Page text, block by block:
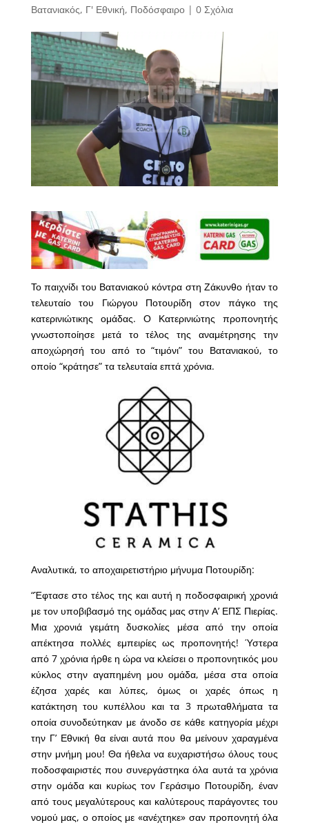
Βατανιακός, Γ' Εθνική, Ποδόσφαιρο| 0 Σχόλια
Το παιχνίδι του Βατανιακού κόντρα στη Ζάκυνθο ήταν το
τελευταίο του Γιώργου Ποτουρίδη στον πάγκο της
κατερινιώτικης ομάδας. Ο Κατερινιώτης προπονητής
γνωστοποίησε μετά το τέλος της αναμέτρησης την
αποχώρησή του από το “τιμόνι” του Βατανιακού, το
οποίο “κράτησε” τα τελευταία επτά χρόνια.
Αναλυτικά, το αποχαιρετιστήριο μήνυμα Ποτουρίδη:
“Έφτασε στο τέλος της και αυτή η ποδοσφαιρική χρονιά
με τον υποβιβασμό της ομάδας μας στην Α’ ΕΠΣ Πιερίας.
Μια χρονιά γεμάτη δυσκολίες μέσα από την οποία
απέκτησα πολλές εμπειρίες ως προπονητής! Ύστερα
από 7 χρόνια ήρθε η ώρα να κλείσει ο προπονητικός μου
κύκλος στην αγαπημένη μου ομάδα, μέσα στα οποία
έζησα χαρές και λύπες, όμως οι χαρές όπως η
κατάκτηση του κυπέλλου και τα 3 πρωταθλήματα τα
οποία συνοδεύτηκαν με άνοδο σε κάθε κατηγορία μέχρι
την Γ’ Εθνική θα είναι αυτά που θα μείνουν χαραγμένα
στην μνήμη μου! Θα ήθελα να ευχαριστήσω όλους τους
ποδοσφαιριστές που συνεργάστηκα όλα αυτά τα χρόνια
στην ομάδα και κυρίως τον Γεράσιμο Ποτουρίδη, έναν
από τους μεγαλύτερους και καλύτερους παράγοντες του
νομού μας, ο οποίος με «ανέχτηκε» σαν προπονητή όλα